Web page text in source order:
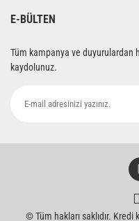
E-BÜLTEN
Tüm kampanya ve duyurulardan
kaydolunuz.
© Tüm hakları saklıdır.